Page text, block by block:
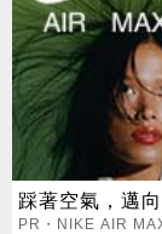
踩著空氣，邁
PR・NIKE AIR